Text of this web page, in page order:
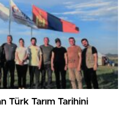
Türk Tarım Tarihini